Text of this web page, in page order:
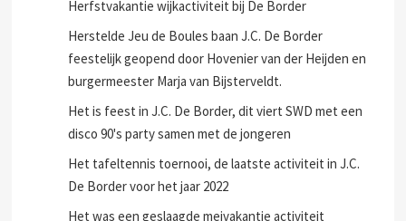
Herfstvakantie wijkactiviteit bij De Border
Herstelde Jeu de Boules baan J.C. De Border
feestelijk geopend door Hovenier van der Heijden en
burgermeester Marja van Bijsterveldt.
Het is feest in J.C. De Border, dit viert SWD met een
disco 90's party samen met de jongeren
Het tafeltennis toernooi, de laatste activiteit in J.C.
De Border voor het jaar 2022
Het was een geslaagde meivakantie activiteit